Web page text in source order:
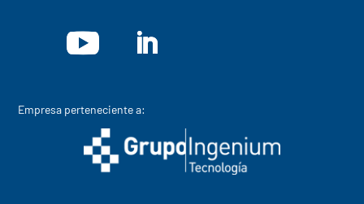
Empresa perteneciente a: